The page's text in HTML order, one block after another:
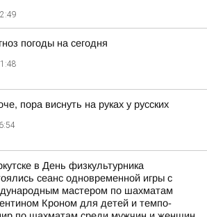
погоды на сегодня
пора виснуть на руках у русских
в День физкультурника
сеанс одновременной игры с
мастером по шахматам
Кроном для детей и темпо-